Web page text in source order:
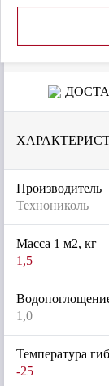
Производитель
Технониколь
Масса 1 м2, кг
1,5
1,0
Температура
-25